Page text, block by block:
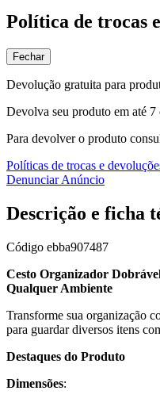
Política de trocas
Fechar
Devolução gratuita para
Devolva seu produto em até 7
Para devolver o produto
Políticas de trocas e
Denunciar Anúncio
Descrição e ficha
Código ebba907487
Cesto Organizador
Qualquer Ambiente
Transforme sua organização
para guardar diversos itens
Destaques do Produto
Dimensões: